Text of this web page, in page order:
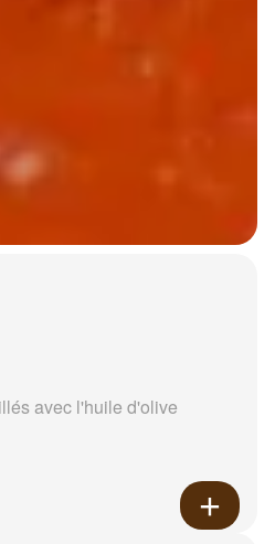
avec l'huile d'olive